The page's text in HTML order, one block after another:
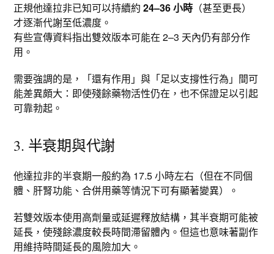
正規他達拉非已知可以持續約24–36 小時 （甚至更長）
才逐漸代謝至低濃度。​
有些宣傳資料指出雙效版本可能在 2–3 天內仍有部分作
用。​
需要強調的是，「還有作用」與「足以支撐性行為」間可
能差異頗大：即使殘餘藥物活性仍在，也不保證足以引起
可靠勃起。
3. 半衰期與代謝
他達拉非的半衰期一般約為 17.5 小時左右（但在不同個
體、肝腎功能、合併用藥等情況下可有顯著變異）。​
若雙效版本使用高劑量或延遲釋放結構，其半衰期可能被
延長，使殘餘濃度較長時間滯留體內。但這也意味著副作
用維持時間延長的風險加大。